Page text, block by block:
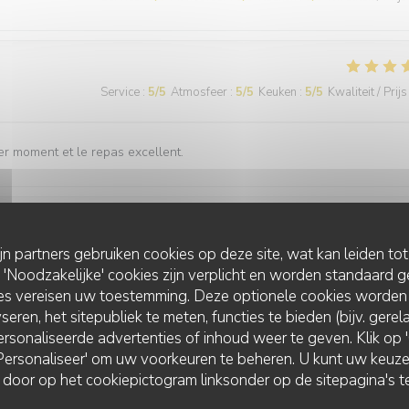
partners gebruiken cookies op deze site, wat kan leiden
cookies zijn verplicht en worden standaard
vereisen uw toestemming. Deze optionele cookies
het sitepubliek te meten, functies te bieden (bijv.
advertenties of inhoud weer te geven. Klik op
om uw voorkeuren te beheren. U kunt uw
op het cookiepictogram linksonder op de sitepagina's
Service : 5/5 Atmosfeer : 5/5 Keuken : 5/5 Kwaliteit / Prijs
moment et le repas excellent.
Service :5/5 Atmosfeer:5/5 Keuken:5/5 Kwaliteit / Prijs:
Menu délicieux Cuisine recherchée mélange des goûts agréable